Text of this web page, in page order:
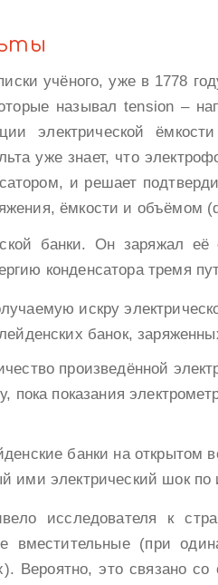
учёного, уже в 1778
называл tension –
электрической
уже знает, что
и решает
ёмкости и объёмом
банки. Он заряжал её
конденсатора тремя
искру
банок,
произведённой
пока показания
банки на открытом
ими электрический шок по
исследователя к
вместительные (при
Вероятно, это связано